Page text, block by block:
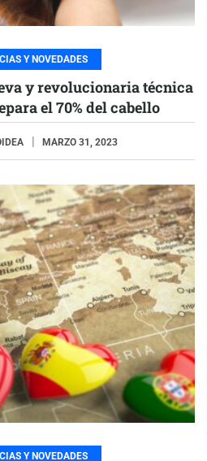
Y NOVEDADES
y revolucionaria técnica
el 70% del cabello
MARZO 31, 2023
Y NOVEDADES